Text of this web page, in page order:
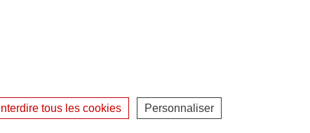
Interdire tous les cookies Personnaliser